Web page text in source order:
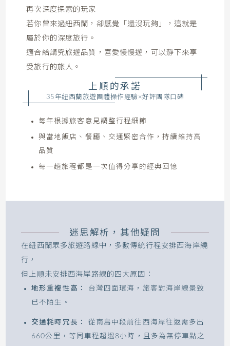
再次深度探索的玩家
若你曾來過紐西蘭，卻感覺「還沒玩夠」，這就是
屬於你的深度旅行。
適合給講究旅遊品質，喜愛慢慢遊，可以靜下來享
受旅行的旅人。
上順的承諾
35年紐西蘭旅遊團體操作經驗×好評團隊口碑
每年根據旅客意見調整行程細節
與當地飯店、餐廳、交通緊密合作，持續維持高
品質
每一趟旅程都是一次值得分享的經典回憶
迷思解析，其他疑問
在紐西蘭眾多旅遊路線中，多數傳統行程安排西海岸繞
行，
但上順未安排西海岸路線的四大原因：
地形重複性高：
台灣四面環海，旅客對海岸線景致
已不陌生。
交通耗時冗長：
從南島中段前往西海岸往返需多出
660公里，等同車程超過8小時，且多為無停車點之